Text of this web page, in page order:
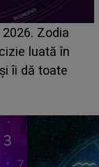
până
Casa Iubirii
despre mama
pentru